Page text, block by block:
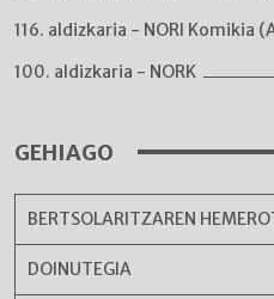
116. aldizkaria - NORI Komikia
100. aldizkaria - NORK
GEHIAGO
BERTSOLARITZAREN
DOINUTEGIA